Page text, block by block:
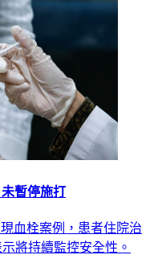
暫停施打
血栓案例，患者住院治
將持續監控安全性。